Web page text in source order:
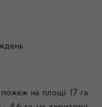
на площі 17 га